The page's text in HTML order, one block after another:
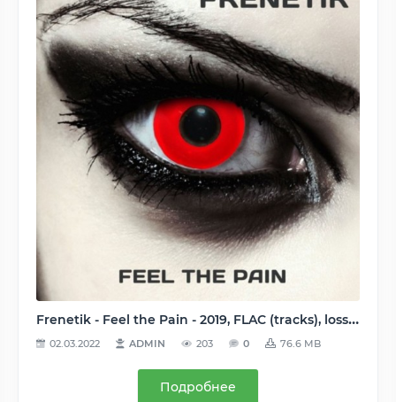
Frenetik - Feel the Pain - 2019, FLAC (tracks), lossless
02.03.2022 ADMIN 203 0 76.6 MB
Подробнее